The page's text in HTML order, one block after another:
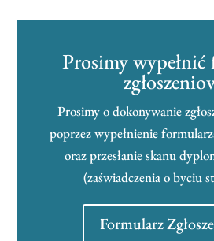
Prosimy
Prosimy o dokonywanie
poprzez wypełnienie
oraz przesłanie skanu
(zaświadczenia o byciu
Formularz